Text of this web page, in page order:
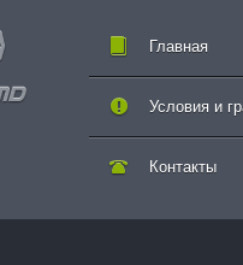
Главная
Контакты
Условия и